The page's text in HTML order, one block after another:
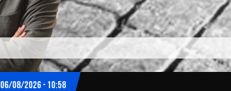
06/08/2026 - 10:58